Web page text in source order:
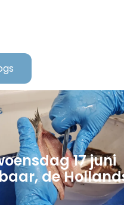
17 juni
de